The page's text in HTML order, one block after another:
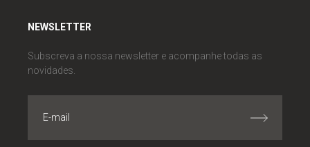
NEWSLETTER
Subscreva a nossa newsletter e acompanhe todas as
novidades.